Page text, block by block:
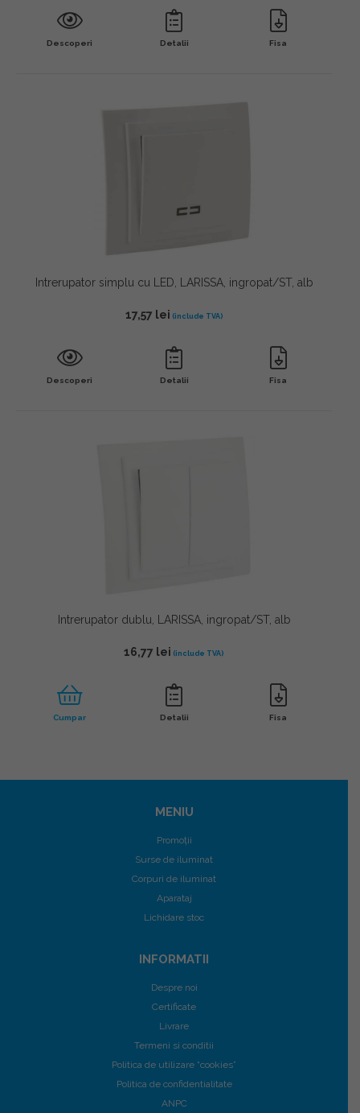
Descoperi Detalii Fisa
Intrerupator simplu cu LED, LARISSA, ingropat/ST, alb
17,57 lei
Descoperi Detalii Fisa
Intrerupator dublu, LARISSA, ingropat/ST, alb
16,77 lei
Cumpar Detalii Fisa
MENIU
Promoții
Surse de iluminat
Corpuri de iluminat
Aparataj
Lichidare stoc
INFORMATII
Despre noi
Certificate
Livrare
Termeni si conditii
Politica de utilizare “cookies”
Politica de confidentialitate
ANPC